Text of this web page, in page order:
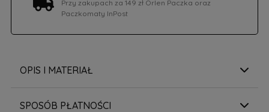
Przy zakupach za 149 zł Orlen Paczka oraz
Paczkomaty InPost
OPIS I MATERIAŁ
SPOSÓB PŁATNOŚCI